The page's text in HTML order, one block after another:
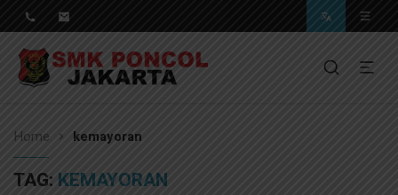
SMK Poncol Jakarta
Pendidikan Berkwalitas, Masa Depan Unggul
Home kemayoran
TAG: KEMAYORAN